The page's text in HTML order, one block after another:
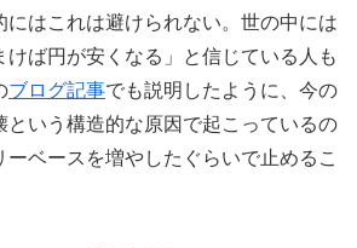
にはこれは避けられない。世の中には
けば円が安くなる」と信じている人も
ブログ記事でも説明したように、今の
という構造的な原因で起こっているの
ーベースを増やしたぐらいで止めるこ